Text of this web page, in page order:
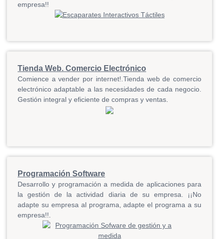
empresa!!
Tienda Web. Comercio Electrónico
Comience a vender por internet!.Tienda web de comercio
electrónico adaptable a las necesidades de cada negocio.
Gestión integral y eficiente de compras y ventas
Programación Software
Desarrollo y programación a medida de aplicaciones para
la gestión de la actividad diaria de su empresa. ¡¡No
adapte su empresa al programa, adapte el programa a su
empresa!!